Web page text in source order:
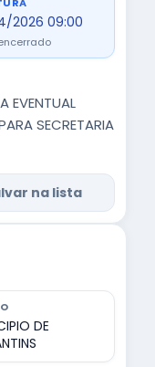
2026 09:00
EVENTUAL
SECRETARIA
na lista
DE